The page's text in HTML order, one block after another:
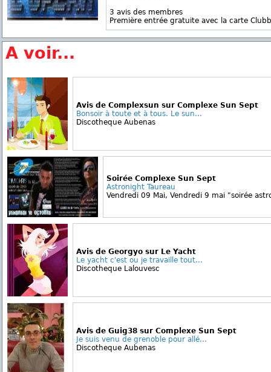
3 avis des membres
Première entrée gratuite avec la carte
A voir...
Avis de Complexsun sur Complexe Sun Sept
Bonsoir à toute et à tous. Le sun...
Discotheque Aubenas
Soirée Complexe Sun Sept
Astronight Taureau
Vendredi 09 Mai, Vendredi 9 mai "soirée
Avis de Georgyo sur Le Yacht
Le yacht c'est ou je travaille tout...
Discotheque Lalouvesc
Avis de Guig38 sur Complexe Sun Sept
Je suis venu de grenoble pour allé...
Discotheque Aubenas